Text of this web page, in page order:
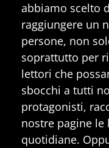
abbiamo scelto
raggiungere un
persone, non
soprattutto per
lettori che
sbocchi a tutti
protagonisti,
nostre pagine
quotidiane.